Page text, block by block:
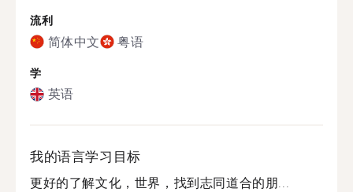
流利
简体中文 粤语
学
英语
我的语言学习目标
更好的了解文化，世界，找到志同道合的朋...